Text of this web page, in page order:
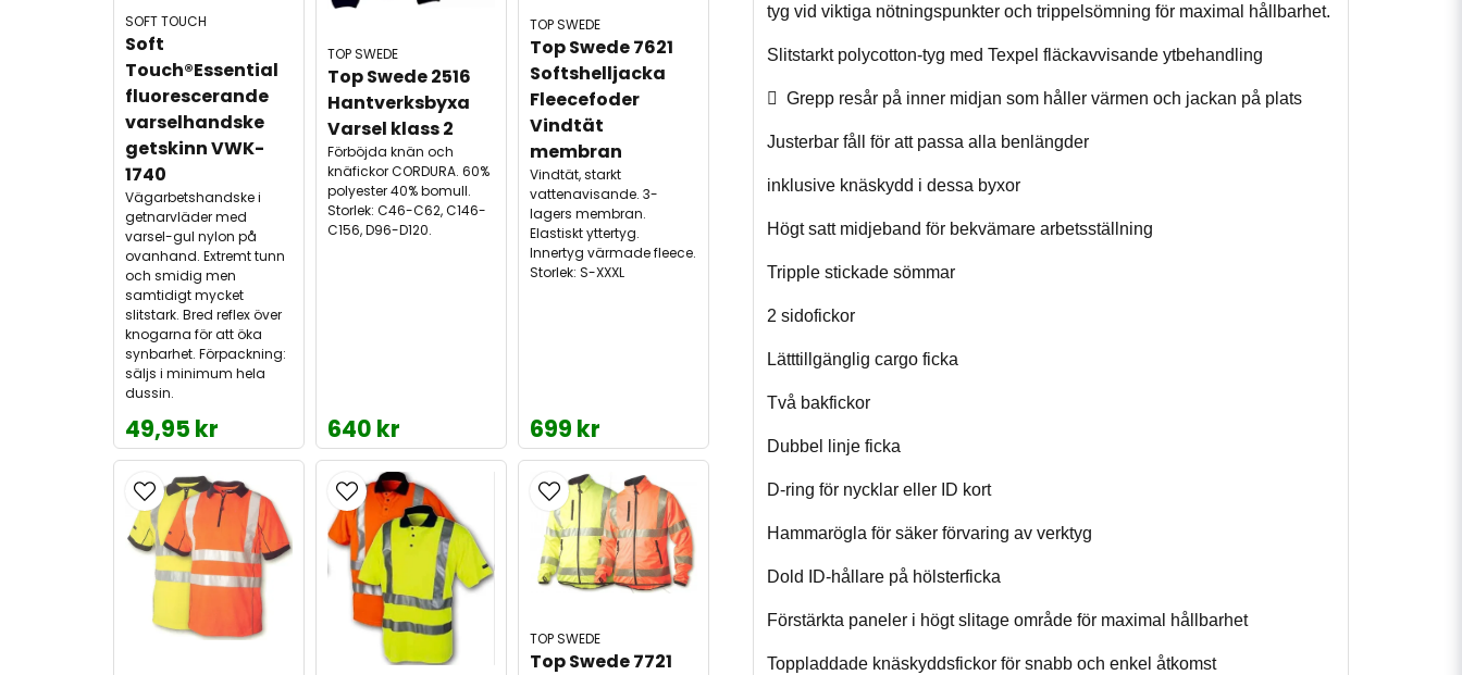
SOFT TOUCH
Soft
Touch®Essential
fluorescerande
varselhandske
getskinn VWK-
1740
Vägarbetshandske i
getnarvläder med
varsel-gul nylon på
ovanhand. Extremt tunn
och smidig men
samtidigt mycket
slitstark. Bred reflex över
knogarna för att öka
synbarhet. Förpackning:
säljs i minimum hela
dussin.
49,95 kr
TOP SWEDE
Top Swede 2516
Hantverksbyxa
Varsel klass 2
Förböjda knän och
knäfickor CORDURA. 60%
polyester 40% bomull.
Storlek: C46-C62, C146-
C156, D96-D120.
640 kr
TOP SWEDE
Top Swede 7621
Softshelljacka
Fleecefoder
Vindtät
membran
Vindtät, starkt
vattenavisande. 3-
lagers membran.
Elastiskt yttertyg.
Innertyg värmade fleece.
Storlek: S-XXXL
699 kr
TOP SWEDE
Top Swede 7721
tyg vid viktiga nötningspunkter och trippelsömning för maximal hållbarhet.
Slitstarkt polycotton-tyg med Texpel fläckavvisande ytbehandling
 Grepp resår på inner midjan som håller värmen och jackan på plats
Justerbar fåll för att passa alla benlängder
inklusive knäskydd i dessa byxor
Högt satt midjeband för bekvämare arbetsställning
Tripple stickade sömmar
2 sidofickor
Lätttillgänglig cargo ficka
Två bakfickor
Dubbel linje ficka
D-ring för nycklar eller ID kort
Hammarögla för säker förvaring av verktyg
Dold ID-hållare på hölsterficka
Förstärkta paneler i högt slitage område för maximal hållbarhet
Toppladdade knäskyddsfickor för snabb och enkel åtkomst